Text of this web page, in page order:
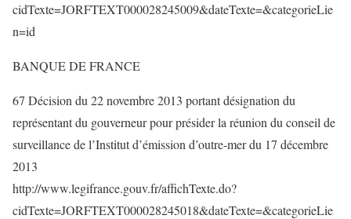
cidTexte=JORFTEXT000028245009&dateTexte=&categorieLie
n=id
BANQUE DE FRANCE
67 Décision du 22 novembre 2013 portant désignation du
représentant du gouverneur pour présider la réunion du conseil de
surveillance de l’Institut d’émission d’outre-mer du 17 décembre
2013
http://www.legifrance.gouv.fr/affichTexte.do?
cidTexte=JORFTEXT000028245018&dateTexte=&categorieLie